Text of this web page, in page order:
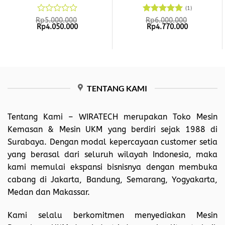
Rated
0
Rp5.000.000
Original
price
Rp4.050.000Current
Rated5
out of 5
(1)
Rp6.000.000
Original
price
Rp4.770.000Current
TENTANG KAMI
Tentang Kami – WIRATECH
merupakan Toko Mesin
Kemasan & Mesin UKM yang berdiri sejak 1988 di
Surabaya. Dengan modal kepercayaan customer setia
yang berasal dari seluruh wilayah Indonesia, maka
kami memulai ekspansi bisnisnya dengan membuka
cabang di Jakarta, Bandung, Semarang, Yogyakarta,
Medan dan Makassar.
Kami selalu berkomitmen menyediakan Mesin